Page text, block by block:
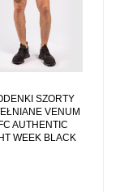
SZORTY
VENUM
AUTHENTIC
WEEK BLACK